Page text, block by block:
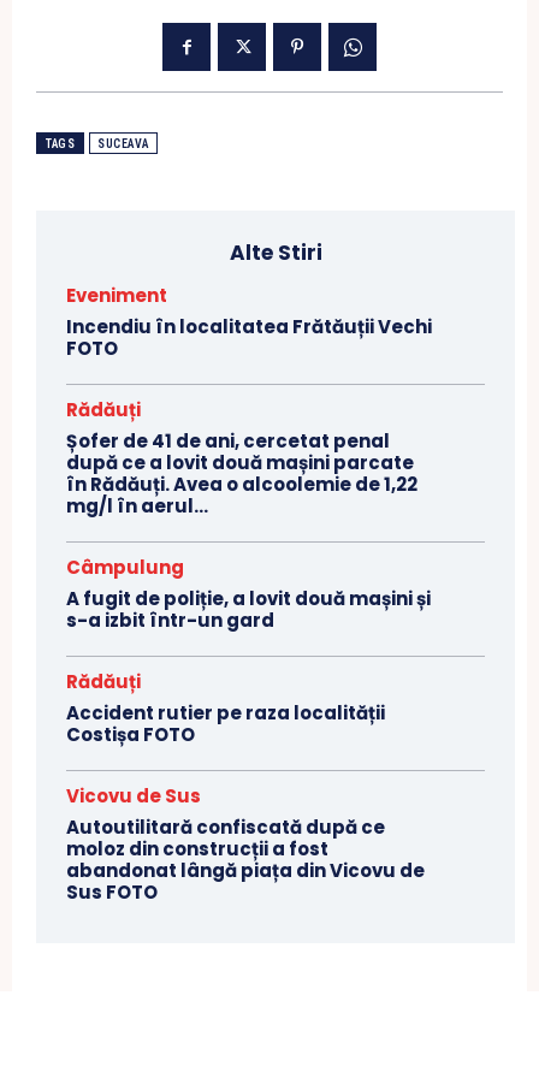
TAGS SUCEAVA
Alte Stiri
Eveniment
Incendiu în localitatea Frătăuții Vechi
FOTO
Rădăuți
Șofer de 41 de ani, cercetat penal
după ce a lovit două mașini parcate
în Rădăuți. Avea o alcoolemie de 1,22
mg/l în aerul...
Câmpulung
A fugit de poliție, a lovit două mașini și
s-a izbit într-un gard
Rădăuți
Accident rutier pe raza localității
Costișa FOTO
Vicovu de Sus
Autoutilitară confiscată după ce
moloz din construcții a fost
abandonat lângă piața din Vicovu de
Sus FOTO